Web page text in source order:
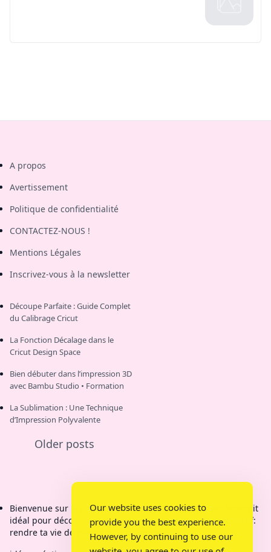
A propos
Avertissement
Politique de confidentialité
CONTACTEZ-NOUS !
Mentions Légales
Inscrivez-vous à la newsletter
Découpe Parfaite : Guide Complet
du Calibrage Cricut
La Fonction Décalage dans le
Cricut Design Space
Bien débuter dans l’impression 3D
avec Bambu Studio • Formation
La Sublimation : Une Technique
d’Impression Polyvalente
Older posts
Bienvenue sur la chaîne de Bricolage Mamy Kit C'est l'endroit
idéal pour découvrir des créations étonnantes. Mon objectif:
rendre ta vie de parent plus pratique.
Our website uses cookies to
provide you the best experience.
However, by continuing to use our